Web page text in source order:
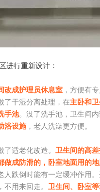
进行重新设计：
改成护理员休息室 ，方便有
了干湿分离处理，在主卧和
手池。没了洗手池，卫生间
浴设施，老人洗澡更方便。
适老化改造。 卫生间的高
做成防滑的，卧室地面用的
人跌倒时能有一定缓冲作用
用来回走。 卫生间、卧室